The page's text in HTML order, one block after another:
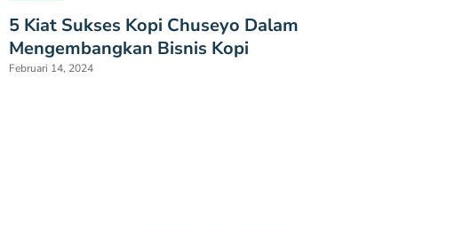
5 Kiat Sukses Kopi Chuseyo Dalam
Mengembangkan Bisnis Kopi
Februari 14, 2024